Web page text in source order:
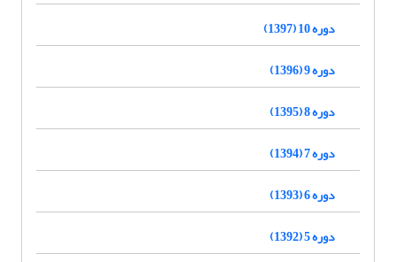
دوره 10 (1397)
دوره 9 (1396)
دوره 8 (1395)
دوره 7 (1394)
دوره 6 (1393)
دوره 5 (1392)